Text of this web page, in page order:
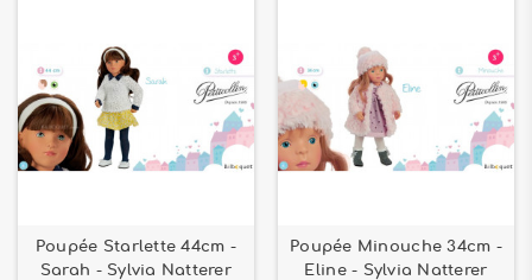
Poupée Starlette 44cm -
Sarah - Sylvia Natterer
Poupée Minouche 34cm -
Eline - Sylvia Natterer